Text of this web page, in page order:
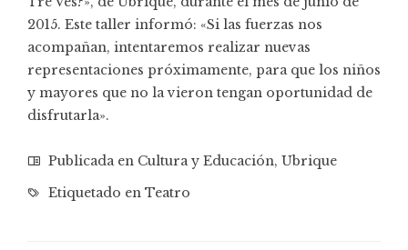
2015. Este taller informó: «Si las fuerzas nos
acompañan, intentaremos realizar nuevas
representaciones próximamente, para que los niños
y mayores que no la vieron tengan oportunidad de
disfrutarla».
Publicada en Cultura y Educación, Ubrique
Etiquetado en Teatro